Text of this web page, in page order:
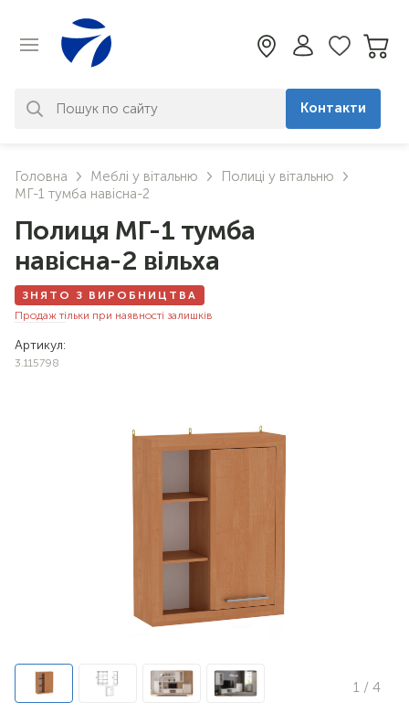
знайдено. Уточніть свій запит
Контакти
Головна Меблі у вітальню
Полиці у вітальню
МГ-1 тумба навісна-2
Полиця МГ-1 тумба
навісна-2 вільха
ЗНЯТО З ВИРОБНИЦТВА
Продаж тільки при наявності залишків
Артикул:
3.115798
1 / 4